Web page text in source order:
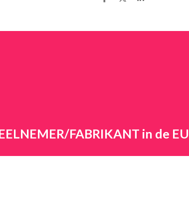
n
e
FABRIKANT in de EU